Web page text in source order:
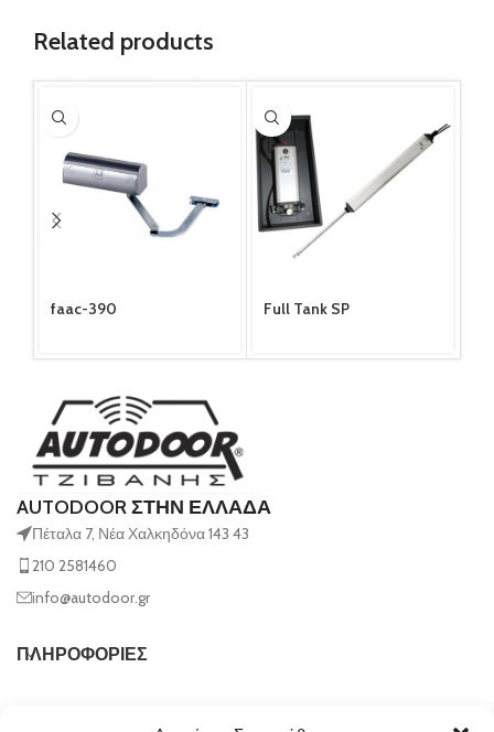
Related products
faac-390 Full Tank SP
AUTODOOR ΣΤΗΝ ΕΛΛΑΔΑ
Πέταλα 7, Νέα Χαλκηδόνα 143 43
210 2581460
info@autodoor.gr
ΠΛΗΡΟΦΟΡΙΕΣ